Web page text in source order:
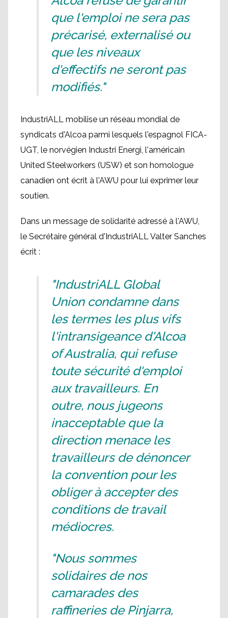
que l'emploi ne sera pas
précarisé, externalisé ou
que les niveaux
d'effectifs ne seront pas
modifiés."
IndustriALL mobilise un réseau mondial de
syndicats d'Alcoa parmi lesquels l'espagnol FICA-
UGT, le norvégien Industri Energi, l'américain
United Steelworkers (USW) et son homologue
canadien ont écrit à l'AWU pour lui exprimer leur
soutien.
Dans un message de solidarité adressé à l'AWU,
le Secrétaire général d'IndustriALL Valter Sanches
écrit :
"IndustriALL Global
Union condamne dans
les termes les plus vifs
l'intransigeance d'Alcoa
of Australia, qui refuse
toute sécurité d'emploi
aux travailleurs. En
outre, nous jugeons
inacceptable que la
direction menace les
travailleurs de dénoncer
la convention pour les
obliger à accepter des
conditions de travail
médiocres.
"Nous sommes
solidaires de nos
camarades des
raffineries de Pinjarra,